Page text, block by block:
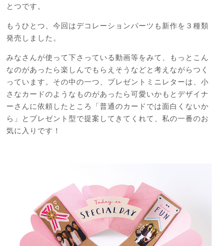
とつです。
もうひとつ、今回はデコレーションパーツも新作を３種類
発売しました。
みなさんが使って下さっている動画等をみて、もっとこん
なのがあったら楽しんでもらえそうなどと考えながらつく
っています。その中の一つ、プレゼントミニレターは、小
さなカードのようなものがあったら可愛いかもとデザイナ
ーさんに依頼したところ「普通のカードでは面白くないか
ら」とプレゼント型で提案してきてくれて、私の一番のお
気に入りです！